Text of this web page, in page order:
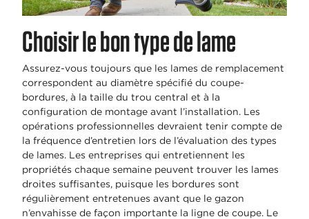
Choisir le bon type de lame
Assurez-vous toujours que les lames de remplacement
correspondent au diamètre spécifié du coupe-
bordures, à la taille du trou central et à la
configuration de montage avant l’installation. Les
opérations professionnelles devraient tenir compte de
la fréquence d’entretien lors de l’évaluation des types
de lames. Les entreprises qui entretiennent les
propriétés chaque semaine peuvent trouver les lames
droites suffisantes, puisque les bordures sont
régulièrement entretenues avant que le gazon
n’envahisse de façon importante la ligne de coupe. Le